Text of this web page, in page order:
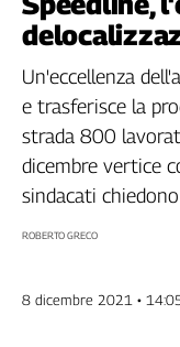
Filcams
Filctem
Fillea
Filt
Fiom
Fisac
Flai
Fp
Slc
Un'eccellenza
e trasferisce la
strada 800
dicembre vertice
sindacati
ROBERTO GRECO
8 dicembre 2021 •